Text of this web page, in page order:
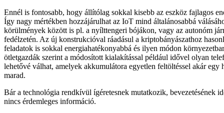
Ennél is fontosabb, hogy állítólag sokkal kisebb az eszköz fajlagos
Így nagy mértékben hozzájárulhat az IoT mind általánosabbá
körülmények között is pl. a nyílttengeri bójákon, vagy az autonóm
fedélzetén. Az új konstrukcióval ráadásul a kriptobányászathoz
feladatok is sokkal energiahatékonyabbá és ilyen módon
ötletgazdák szerint a módosított kialakítással például idővel olyan
lehetővé válhat, amelyek akkumulátora egyetlen feltöltéssel akár egy
marad.
Bár a technológia rendkívül ígéretesnek mutatkozik, bevezetésének
nincs érdemleges információ.